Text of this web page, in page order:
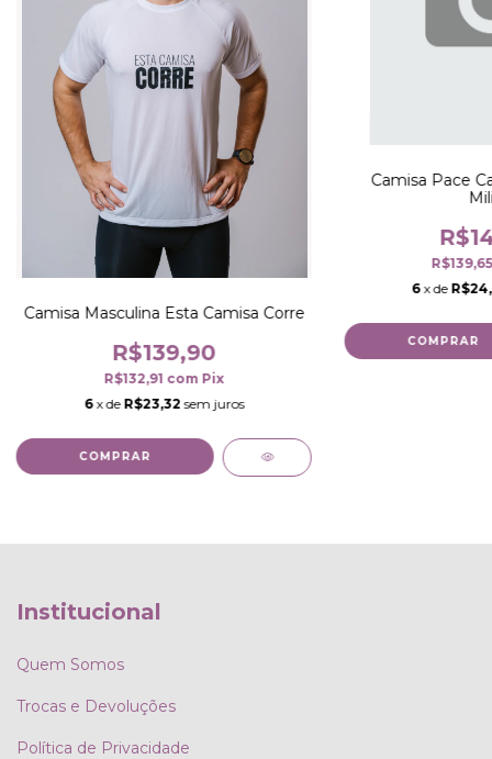
Camisa Masculina Esta Camisa Corre
R$139,90
R$132,91 com Pix
6 x de R$23,32 sem juros
COMPRAR
Camisa Pace
6 x de
COMPRAR
Institucional
Quem Somos
Trocas e Devoluções
Política de Privacidade